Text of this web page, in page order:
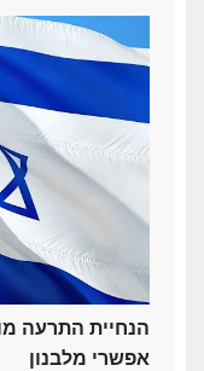
הנחיית התרעה
אפשרי מלבנון